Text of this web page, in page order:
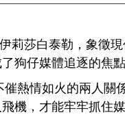
莉莎白泰勒，象徵
狗仔媒體追逐的焦
情如火的兩人關係
機，才能牢牢抓住